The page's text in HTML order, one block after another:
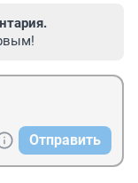
Отправить